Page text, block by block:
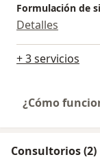
Formulación de
Detalles
+ 3 servicios
¿Cómo
Consultorios (2)